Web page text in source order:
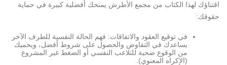
اقتناؤك لهذا الكتاب من مجمع الأطرش يمنحك أفضلية كبيرة في حماية
حقوقك:
في توقيع العقود والاتفاقات: فهم الحالة النفسية للطرف الآخر
يساعدك في التفاوض والحصول على شروط أفضل، ويحميك
من الوقوع ضحية للتلاعب النفسي أو الضغط غير المشروع
(الإكراه المعنوي).